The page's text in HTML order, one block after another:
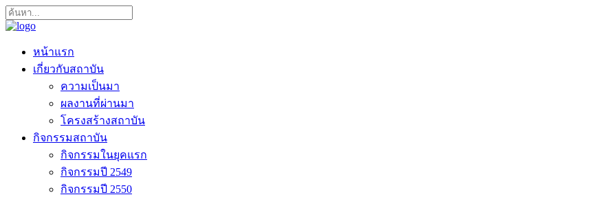
หน้าแรก
เกี่ยวกับสถาบัน
ความเป็นมา
ผลงานที่ผ่านมา
โครงสร้างสถาบัน
กิจกรรมสถาบัน
กิจกรรมในยุคแรก
กิจกรรมปี 2549
กิจกรรมปี 2550